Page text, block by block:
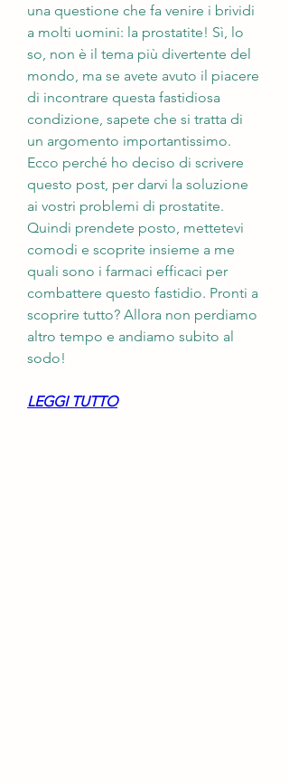
una questione che fa venire i brividi
a molti uomini: la prostatite! Sì, lo
so, non è il tema più divertente del
mondo, ma se avete avuto il piacere
di incontrare questa fastidiosa
condizione, sapete che si tratta di
un argomento importantissimo.
Ecco perché ho deciso di scrivere
questo post, per darvi la soluzione
ai vostri problemi di prostatite.
Quindi prendete posto, mettetevi
comodi e scoprite insieme a me
quali sono i farmaci efficaci per
combattere questo fastidio. Pronti a
scoprire tutto? Allora non perdiamo
altro tempo e andiamo subito al
sodo!
LEGGI TUTTO